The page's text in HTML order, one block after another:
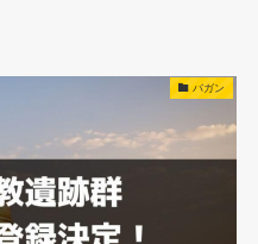
バガン